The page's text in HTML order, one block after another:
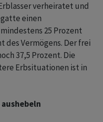
verheiratet und
einen
25 Prozent
des Vermögens. Der frei
37,5 Prozent. Die
Erbsituationen ist in